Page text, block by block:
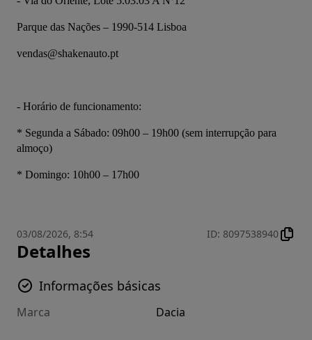
Parque das Nações – 1990-514 Lisboa
vendas@shakenauto.pt
- Horário de funcionamento:
* Segunda a Sábado: 09h00 – 19h00 (sem interrupção para
almoço)
* Domingo: 10h00 – 17h00
03/08/2026, 8:54 ID: 8097538940
Detalhes
Informações básicas
Marca Dacia